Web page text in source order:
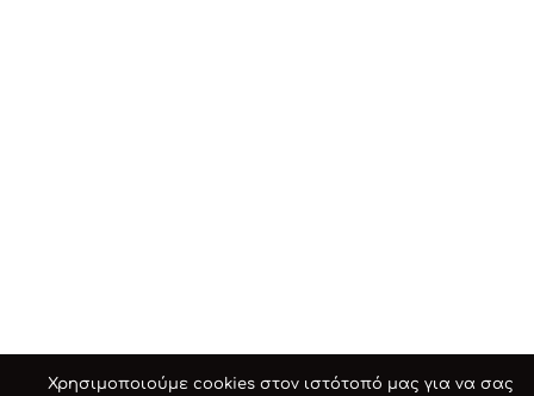
Χρησιμοποιούμε cookies στον ιστότοπό μας για να σας